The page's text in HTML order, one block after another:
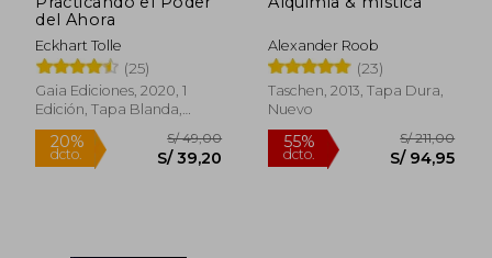
del Ahora
Eckhart Tolle
(25)
Gaia Ediciones, 2020, 1
Edición, Tapa Blanda,
Nuevo
Rápido
Alexander Roob
(23)
Taschen, 2013, Tapa Dura,
Nuevo